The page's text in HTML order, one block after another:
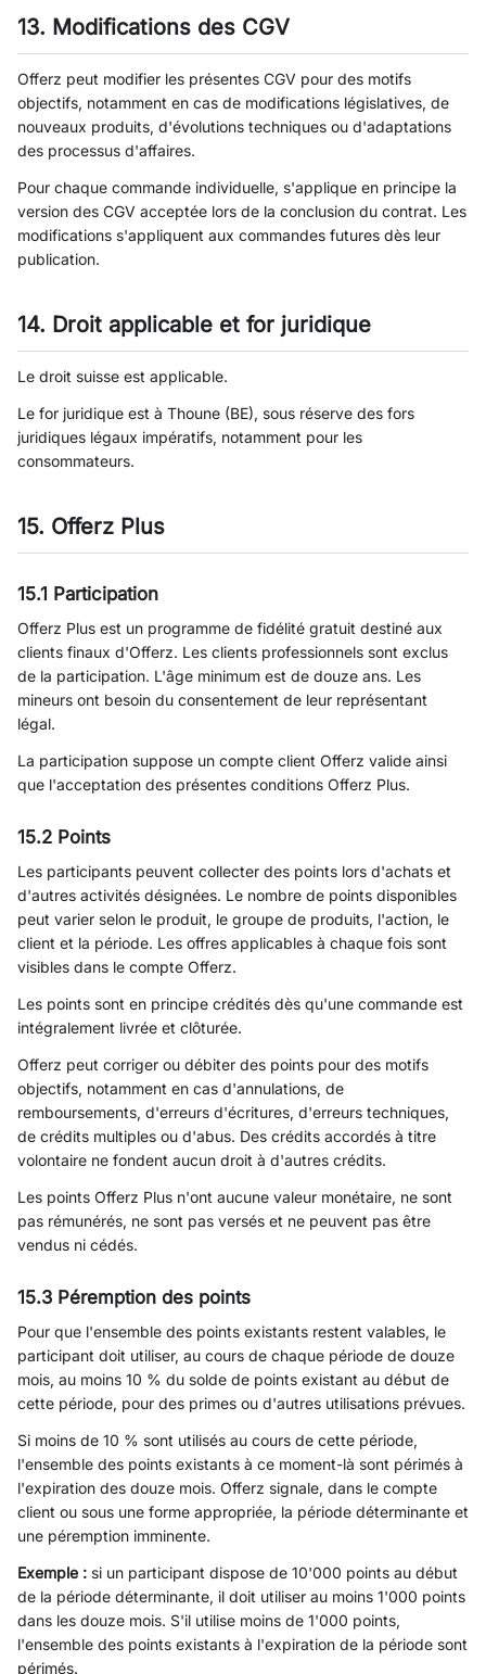
13. Modifications des CGV
Offerz peut modifier les présentes CGV pour des motifs
objectifs, notamment en cas de modifications législatives, de
nouveaux produits, d'évolutions techniques ou d'adaptations
des processus d'affaires.
Pour chaque commande individuelle, s'applique en principe la
version des CGV acceptée lors de la conclusion du contrat. Les
modifications s'appliquent aux commandes futures dès leur
publication.
14. Droit applicable et for juridique
Le droit suisse est applicable.
Le for juridique est à Thoune (BE), sous réserve des fors
juridiques légaux impératifs, notamment pour les
consommateurs.
15. Offerz Plus
15.1 Participation
Offerz Plus est un programme de fidélité gratuit destiné aux
clients finaux d'Offerz. Les clients professionnels sont exclus
de la participation. L'âge minimum est de douze ans. Les
mineurs ont besoin du consentement de leur représentant
légal.
La participation suppose un compte client Offerz valide ainsi
que l'acceptation des présentes conditions Offerz Plus.
15.2 Points
Les participants peuvent collecter des points lors d'achats et
d'autres activités désignées. Le nombre de points disponibles
peut varier selon le produit, le groupe de produits, l'action, le
client et la période. Les offres applicables à chaque fois sont
visibles dans le compte Offerz.
Les points sont en principe crédités dès qu'une commande est
intégralement livrée et clôturée.
Offerz peut corriger ou débiter des points pour des motifs
objectifs, notamment en cas d'annulations, de
remboursements, d'erreurs d'écritures, d'erreurs techniques,
de crédits multiples ou d'abus. Des crédits accordés à titre
volontaire ne fondent aucun droit à d'autres crédits.
Les points Offerz Plus n'ont aucune valeur monétaire, ne sont
pas rémunérés, ne sont pas versés et ne peuvent pas être
vendus ni cédés.
15.3 Péremption des points
Pour que l'ensemble des points existants restent valables, le
participant doit utiliser, au cours de chaque période de douze
mois, au moins 10 % du solde de points existant au début de
cette période, pour des primes ou d'autres utilisations prévues.
Si moins de 10 % sont utilisés au cours de cette période,
l'ensemble des points existants à ce moment-là sont périmés à
l'expiration des douze mois. Offerz signale, dans le compte
client ou sous une forme appropriée, la période déterminante et
une péremption imminente.
Exemple : si un participant dispose de 10'000 points au début
de la période déterminante, il doit utiliser au moins 1'000 points
dans les douze mois. S'il utilise moins de 1'000 points,
l'ensemble des points existants à l'expiration de la période sont
périmés.